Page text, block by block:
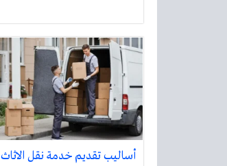
أساليب تقديم خدمة نقل الاثاث